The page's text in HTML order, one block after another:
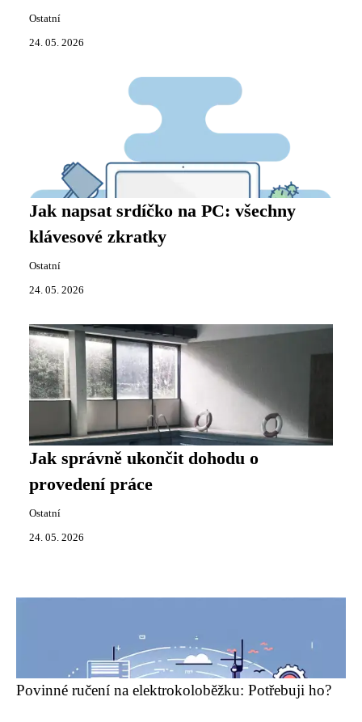
Ostatní
24. 05. 2026
Jak napsat srdíčko na PC: všechny
klávesové zkratky
Ostatní
24. 05. 2026
Jak správně ukončit dohodu o
provedení práce
Ostatní
24. 05. 2026
Povinné ručení na elektrokoloběžku: Potřebuji ho?